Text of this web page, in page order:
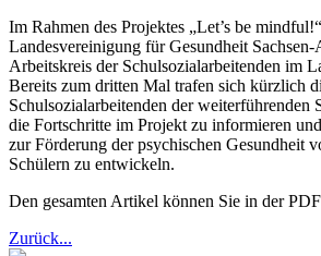
Im Rahmen des Projektes „Let’s be
Landesvereinigung für Gesundheit
Arbeitskreis der Schulsozialarbeitenden im
Bereits zum dritten Mal trafen sich kürzlich
Schulsozialarbeitenden der weiterführenden
die Fortschritte im Projekt zu informieren
zur Förderung der psychischen Gesundheit
Schülern zu entwickeln.
Den gesamten Artikel können Sie in der
Zurück...